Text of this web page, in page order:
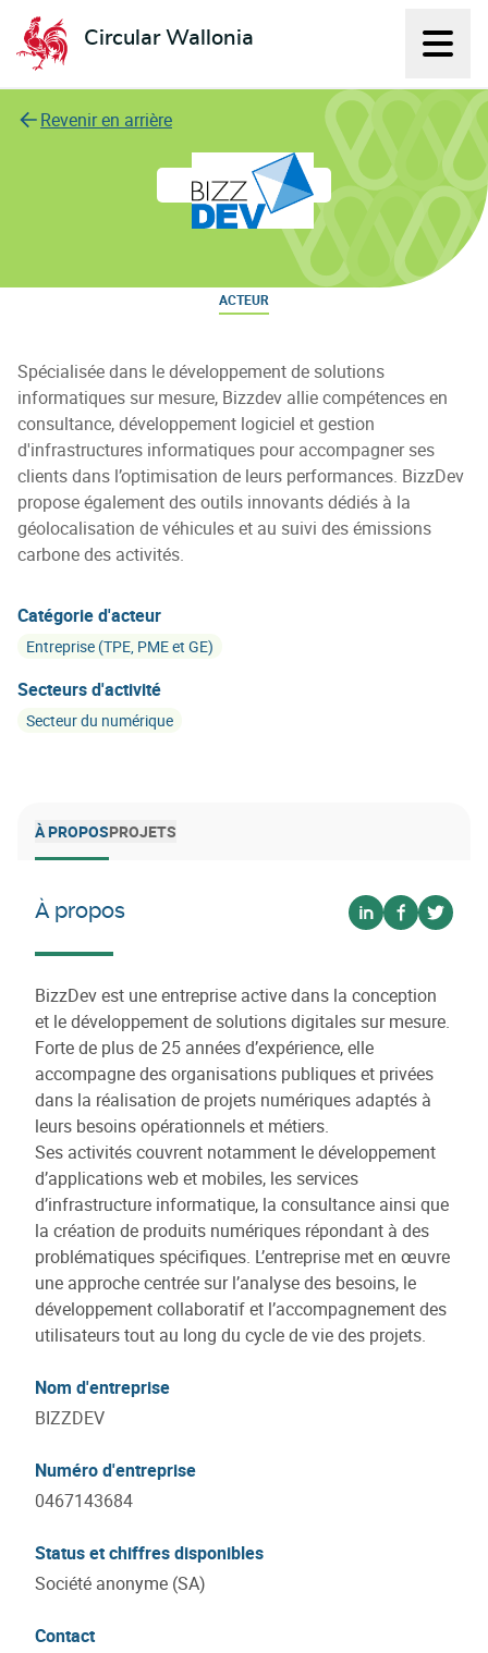
Circular Wallonia
L'économie circulaire
Revenir en arrière
BizzDev
ACTEUR
Spécialisée dans le développement de solutions
informatiques sur mesure, Bizzdev allie compétences en
consultance, développement logiciel et gestion
d'infrastructures informatiques pour accompagner ses
clients dans l’optimisation de leurs performances. BizzDev
propose également des outils innovants dédiés à la
géolocalisation de véhicules et au suivi des émissions
carbone des activités.
Catégorie d'acteur
Entreprise (TPE, PME et GE)
Secteurs d'activité
Secteur du numérique
À PROPOSPROJETS
À propos
Voir sur linkedin
Voir sur
Voir
BizzDev est une entreprise active dans la conception
et le développement de solutions digitales sur mesure.
Forte de plus de 25 années d’expérience, elle
accompagne des organisations publiques et privées
dans la réalisation de projets numériques adaptés à
leurs besoins opérationnels et métiers.
Ses activités couvrent notamment le développement
d’applications web et mobiles, les services
d’infrastructure informatique, la consultance ainsi que
la création de produits numériques répondant à des
problématiques spécifiques. L’entreprise met en œuvre
une approche centrée sur l’analyse des besoins, le
développement collaboratif et l’accompagnement des
utilisateurs tout au long du cycle de vie des projets.
Nom d'entreprise
BIZZDEV
Numéro d'entreprise
0467143684
Status et chiffres disponibles
Société anonyme (SA)
Contact